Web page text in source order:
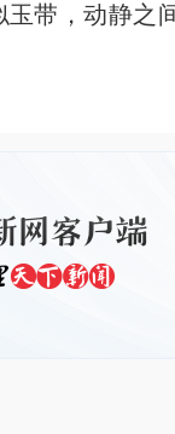
，动静之